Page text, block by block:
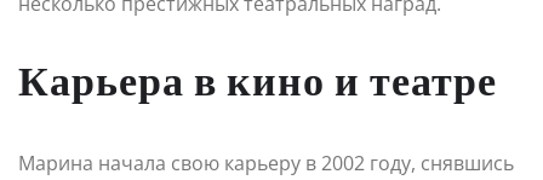
Карьера в кино и театре
Марина начала свою карьеру в 2002 году, снявшись